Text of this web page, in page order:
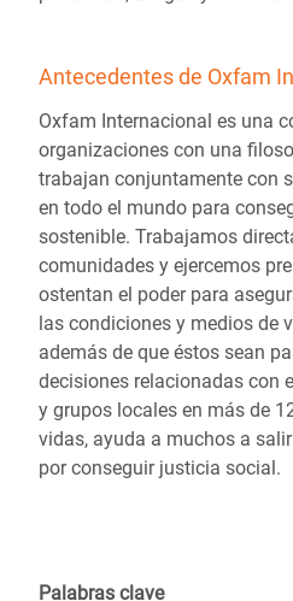
Antecedentes de Oxfam
Oxfam Internacional es una
organizaciones con una
trabajan conjuntamente con
en todo el mundo para
sostenible. Trabajamos
comunidades y ejercemos
ostentan el poder para
las condiciones y medios de
además de que éstos sean
decisiones relacionadas con
y grupos locales en más de
vidas, ayuda a muchos a
por conseguir justicia social.
Palabras clave